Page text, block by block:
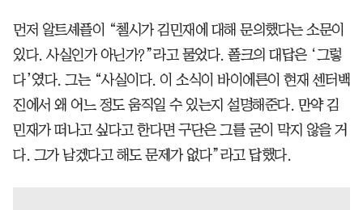
먼저 알트셰플이 “첼시가 김민재에 대해 문의했다는 소문이
있다. 사실인가 아닌가?”라고 물었다. 폴크의 대답은 ‘그렇
다’였다. 그는 “사실이다. 이 소식이 바이에른이 현재 센터백
진에서 왜 어느 정도 움직일 수 있는지 설명해준다. 만약 김
민재가 떠나고 싶다고 한다면 구단은 그를 굳이 막지 않을 거
다. 그가 남겠다고 해도 문제가 없다”라고 답했다.